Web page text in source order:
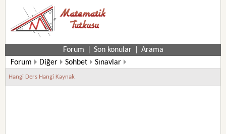
Forum Son konular
Arama
Forum
Diğer Sohbet Sınavlar
Hangi Ders Hangi Kaynak